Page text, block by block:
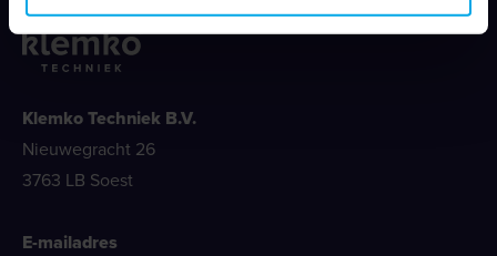
Klemko Techniek B.V.
Nieuwegracht 26
3763 LB Soest
E-mailadres